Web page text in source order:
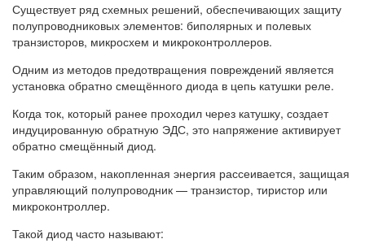
Существует ряд схемных решений, обеспечивающих защиту
полупроводниковых элементов: биполярных и полевых
транзисторов, микросхем и микроконтроллеров.
Одним из методов предотвращения повреждений является
установка обратно смещённого диода в цепь катушки реле.
Когда ток, который ранее проходил через катушку, создает
индуцированную обратную ЭДС, это напряжение активирует
обратно смещённый диод.
Таким образом, накопленная энергия рассеивается, защищая
управляющий полупроводник — транзистор, тиристор или
микроконтроллер.
Такой диод часто называют: